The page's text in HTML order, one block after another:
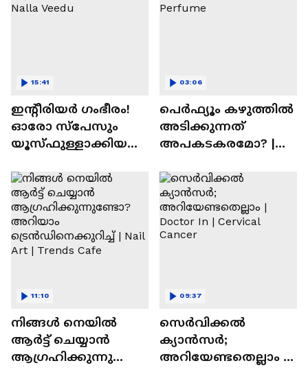
ഇന്റീരിയർ ഗംഭീരം!
ഓരോ സ്‌പേസും
യൂസ്ഫുള്ളാക്കിയ
15:41
പെർഫ്യൂം കഴുത്തിൽ
അടിക്കുന്നത്
അപകടകരമോ? |
03:06
നിങ്ങൾ നെയിൽ
ആർട്ട് ചെയ്യാൻ
ആഗ്രഹിക്കുന്നുണ്ടോ
11:10
സെർവിക്കൽ
ക്യാൻസർ;
അറിയേണ്ടതെല്ലാം |
09:37